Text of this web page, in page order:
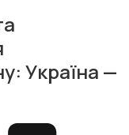
Україна —